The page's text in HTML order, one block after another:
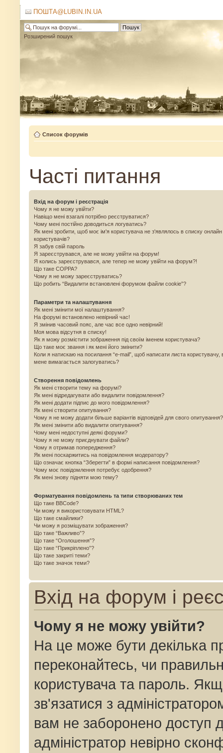
ПОШТА@LUBIN.IN.UA
Розширений пошук
Список форумів
Часті питання
Вхід на форум і реєстрація
Чому я не можу увійти?
Навіщо мені взагалі потрібно реєструватися?
Чому мені постійно доводиться логуватись?
Як мені зробити, щоб моє ім'я користувача не з'являлось в списку онлайн
користувачів?
Я забув свій пароль
Я зареєструвався, але не можу увійти на форум!
Я колись зареєструвався, але тепер не можу увійти на форум?!
Що таке COPPA?
Чому я не можу зареєструватись?
Що робить “Видалити встановлені форумом файли cookie”?
Параметри та налаштування
Як мені змінити мої налаштування?
На форумі встановлено невірний час!
Я змінив часовий пояс, але час все одно невірний!
Моя мова відсутня в списку!
Як я можу розмістити зображення під своїм іменем користувача?
Що таке моє звання і як мені його змінити?
Коли я натискаю на посилання “e-mail”, щоб написати листа користувачу,
мене вимагається залогуватись?
Створення повідомлень
Як мені створити тему на форумі?
Як мені відредагувати або видалити повідомлення?
Як мені додати підпис до мого повідомлення?
Як мені створити опитування?
Чому я не можу додати більше варіантів відповідей для свого опитування?
Як мені змінити або видалити опитування?
Чому мені недоступні деякі форуми?
Чому я не можу приєднувати файли?
Чому я отримав попередження?
Як мені поскаржитись на повідомлення модератору?
Що означає кнопка “Зберегти” в формі написання повідомлення?
Чому моє повідомлення потребує одобрення?
Як мені знову підняти мою тему?
Форматування повідомлень та типи створюваних тем
Що таке BBCode?
Чи можу я використовувати HTML?
Що таке смайлики?
Чи можу я розміщувати зображення?
Що таке “Важливо”?
Що таке “Оголошення”?
Що таке “Прикріплено”?
Що таке закриті теми?
Що таке значок теми?
Вхід на форум і
Чому я не можу увійти?
На це може бути декілька
переконайтесь, чи
користувача та пароль.
зв'язатися з
вам не заборонено
адміністратор невірно